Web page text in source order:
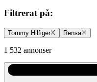
Filtrerat på:
Tommy Hilfiger Rensa
1 532 annonser